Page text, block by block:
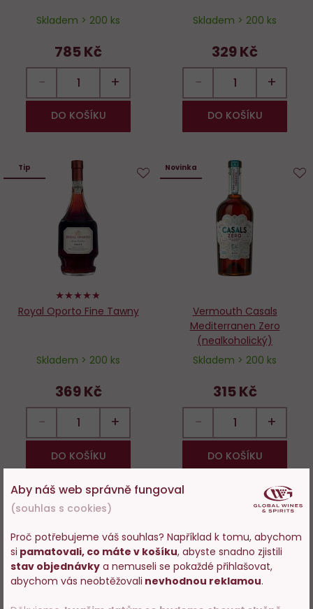
Skladem > 200 ks
785 Kč
− +
DO KOŠÍKU
Skladem > 200 ks
329 Kč
− +
DO KOŠÍKU
Tip
96%
Royal Oporto Fine Tawny
Skladem > 200 ks
369 Kč
− +
DO KOŠÍKU
Novinka
Vermouth Casals
Mediterranen Zero
(nealkoholický)
Skladem > 200 ks
315 Kč
− +
DO KOŠÍKU
oblíbených
Aby náš web správně fungoval
(souhlas s cookies)
Proč potřebujeme váš souhlas? Například k tomu, abychom
si pamatovali, co máte v košíku, abyste snadno zjistili
stav objednávky a nemuseli se pokaždé přihlašovat,
abychom vás neobtěžovali nevhodnou reklamou.
Vstupujete na stránky
s prodejem alkoholu. Prosím